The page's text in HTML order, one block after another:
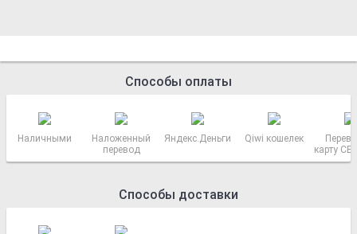
Способы оплаты
Наличными
Наложенный
перевод
Яндекс.Деньги Qiwi кошелек
карту
Способы доставки